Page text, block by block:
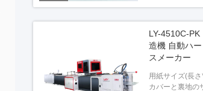
LY-4510C-
造機 自動ハ
スメーカー
用紙サイズ(長
幅:95-600mm
カバーと裏地の